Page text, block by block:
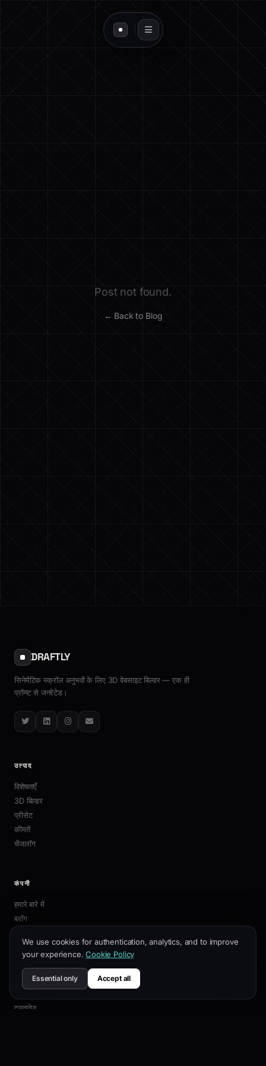
Post not found.
← Back to Blog
DRAFTLY
सिनेमैटिक स्क्रॉल अनुभवों के लिए 3D वेबसाइट बिल्डर — एक ही
प्रॉम्प्ट से जनरेटेड।
TwitterLinkedInInstagram
Email
उत्पाद
विशेषताएँ
3D बिल्डर
प्रीसेट
कीमतें
चेंजलॉग
कंपनी
हमारे बारे में
ब्लॉग
संपर्क
संसाधन
दस्तावेज़
We use cookies for authentication, analytics, and to improve
your experience. Cookie Policy
Essential only Accept all